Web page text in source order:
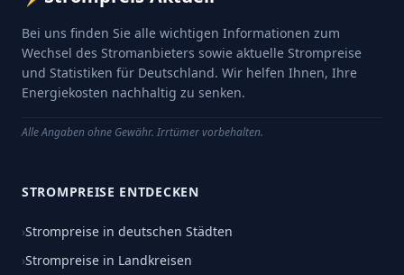
Bei uns finden Sie alle wichtigen Informationen zum
Wechsel des Stromanbieters sowie aktuelle Strompreise
und Statistiken für Deutschland. Wir helfen Ihnen, Ihre
Energiekosten nachhaltig zu senken.
Alle Angaben ohne Gewähr. Irrtümer vorbehalten.
STROMPREISE ENTDECKEN
›Strompreise in deutschen Städten
›Strompreise in Landkreisen